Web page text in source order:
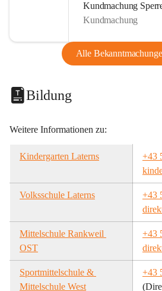
Kundmachung
Kundmachung
Alle
Bildung
Weitere Informationen zu:
Kindergarten Laterns
+43
Volksschule Laterns
+43
Mittelschule Rankweil
OST
+43
Sportmittelschule &
Mittelschule West
+43